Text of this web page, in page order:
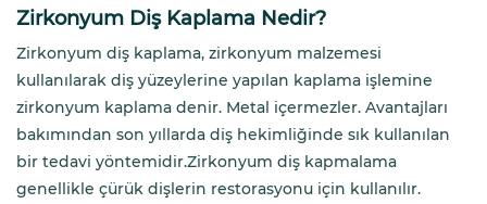
Zirkonyum Diş Kaplama Nedir?
Zirkonyum diş kaplama, zirkonyum malzemesi
kullanılarak diş yüzeylerine yapılan kaplama işlemine
zirkonyum kaplama denir. Metal içermezler. Avantajları
bakımından son yıllarda diş hekimliğinde sık kullanılan
bir tedavi yöntemidir.Zirkonyum diş kapmalama
genellikle çürük dişlerin restorasyonu için kullanılır.